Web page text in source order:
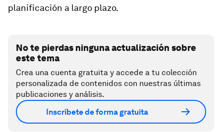
planificación a largo plazo.
No te pierdas ninguna actualización sobre
este tema
Crea una cuenta gratuita y accede a tu colección
personalizada de contenidos con nuestras últimas
publicaciones y análisis.
Inscríbete de forma gratuita